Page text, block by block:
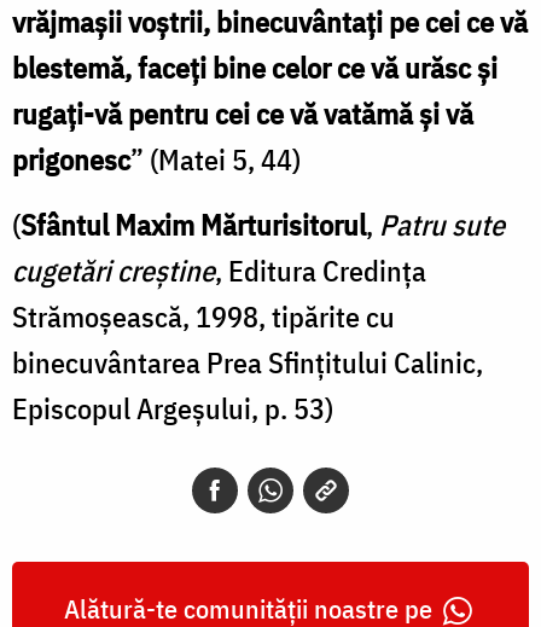
vrăjmaşii voştrii, binecuvântaţi pe cei ce vă
blestemă, faceţi bine celor ce vă urăsc şi
rugaţi-vă pentru cei ce vă vatămă şi vă
prigonesc” (Matei 5, 44)
(Sfântul Maxim Mărturisitorul, Patru sute
cugetări creştine, Editura Credinţa
Strămoşească, 1998, tipărite cu
binecuvântarea Prea Sfinţitului Calinic,
Episcopul Argeşului, p. 53)
Alătură-te comunității noastre pe